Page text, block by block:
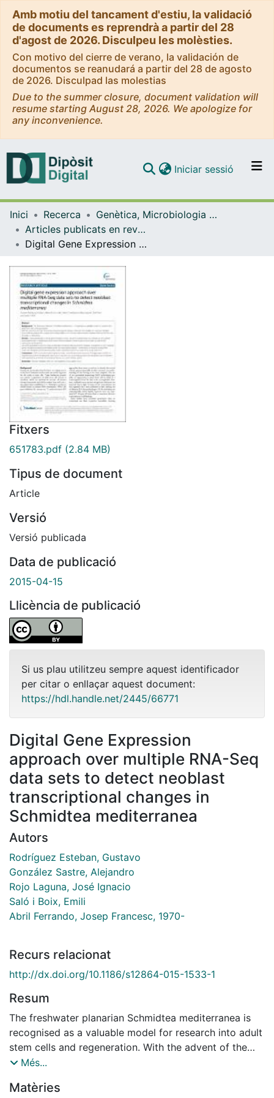
Amb motiu del tancament d'estiu, la validació
de documents es reprendrà a partir del 28
d'agost de 2026. Disculpeu les molèsties.
Con motivo del cierre de verano, la validación de
documentos se reanudará a partir del 28 de agosto
de 2026. Disculpad las molestias
Due to the summer closure, document validation will
resume starting August 28, 2026. We apologize for
any inconvenience.
Navega per tot el DD
Iniciar sessió (current)
Inici Recerca
Genètica, Microbiologia i Estadística
Articles publicats en revistes (Genètica, Microbiologia i Estadística)
Digital Gene Expression approach over multiple RNA-Seq data sets to detect neoblast transcriptional changes in Schmidtea mediterranea
Fitxers
651783.pdf (2.84 MB)
Tipus de document
Article
Versió
Versió publicada
Data de publicació
2015-04-15
Llicència de publicació
Si us plau utilitzeu sempre aquest identificador
per citar o enllaçar aquest document:
https://hdl.handle.net/2445/66771
Digital Gene Expression
approach over multiple RNA-Seq
data sets to detect neoblast
transcriptional changes in
Schmidtea mediterranea
Autors
Rodríguez Esteban, Gustavo
González Sastre, Alejandro
Rojo Laguna, José Ignacio
Saló i Boix, Emili
Abril Ferrando, Josep Francesc, 1970-
Recurs relacionat
http://dx.doi.org/10.1186/s12864-015-1533-1
Resum
The freshwater planarian Schmidtea mediterranea is
recognised as a valuable model for research into adult
stem cells and regeneration. With the advent of the
high-throughput sequencing technologies, it has
analysis of its unique stem cell population, the
Més...
Matèries